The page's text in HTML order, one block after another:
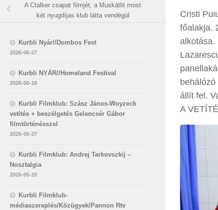
Cristi
főalakja.
alkotása.
állít fel.
A
A Ctalker csapat filmjét, a Muskátlit most
két nyugdíjas klub látta vendégül
Kurbli Nyár//Dombos Fest
2026-06-27
Kurbli NYÁR//Homeland Festival
2026-06-18
Kurbli Filmklub: Szász János-Woyzeck
vetítés + beszélgetés Gelencsér Gábor
filmtörténésszel
2026-05-27
Kurbli Filmklub: Andrej Tarkovszkij –
Nosztalgia
2026-05-20
Kurbli Filmklub-
médiaszereplés/Közügyek/Pannon Rtv